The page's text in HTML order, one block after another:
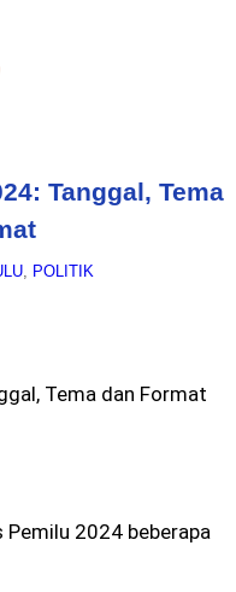
Tanggal, Tema
, POLITIK
Tema dan Format
2024 beberapa